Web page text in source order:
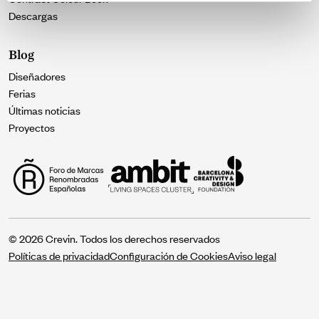
Descargas
Blog
Diseñadores
Ferias
Últimas noticias
Proyectos
© 2026 Crevin. Todos los derechos reservados
Políticas de privacidadConfiguración de CookiesAviso legal